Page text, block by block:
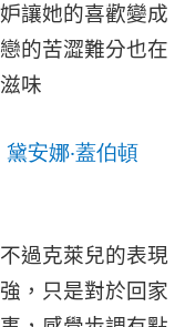
讓她的喜歡變成
的苦澀難分也在
味
黛安娜‧蓋伯頓
過克萊兒的表現
，只是對於回家